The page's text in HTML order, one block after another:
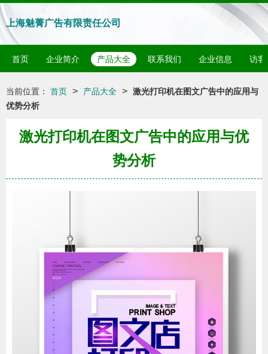
上海魅菁广告有限责任公司
首页 企业简介 产品大全 联系我们 企业信息 访客
当前位置： 首页 > 产品大全 > 激光打印机在图文广告中的应用与
优势分析
激光打印机在图文广告中的应用与优
势分析